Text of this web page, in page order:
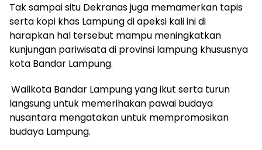
Tak sampai situ Dekranas juga memamerkan tapis
serta kopi khas Lampung di apeksi kali ini di
harapkan hal tersebut mampu meningkatkan
kunjungan pariwisata di provinsi lampung khususnya
kota Bandar Lampung.
Walikota Bandar Lampung yang ikut serta turun
langsung untuk memerihakan pawai budaya
nusantara mengatakan untuk mempromosikan
budaya Lampung.